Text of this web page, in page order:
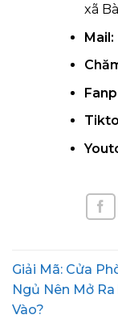
xã
Mail:
Giải Mã: Cửa
Ngủ Nên Mở
Vào?